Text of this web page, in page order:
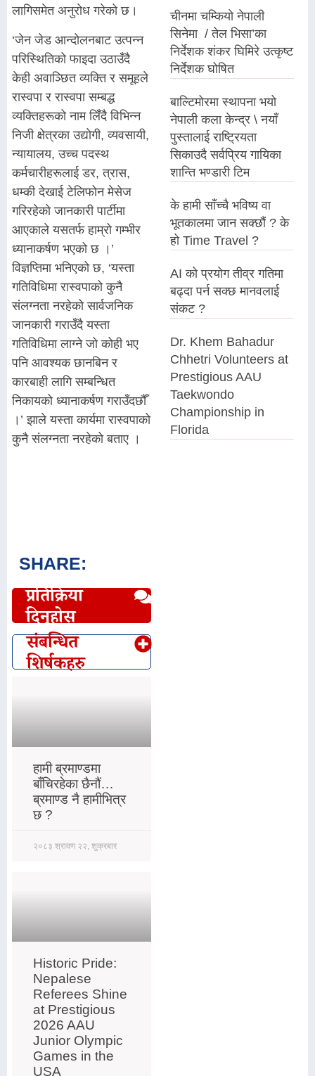
लागिसमेत अनुरोध गरेको छ।
‘जेन जेड आन्दोलनबाट उत्पन्न
परिस्थितिको फाइदा उठाउँदै
केही अवाञ्छित व्यक्ति र समूहले
रास्वपा र रास्वपा सम्बद्ध
व्यक्तिहरूको नाम लिँदै विभिन्न
निजी क्षेत्रका उद्योगी, व्यवसायी,
न्यायालय, उच्च पदस्थ
कर्मचारीहरूलाई डर, त्रास,
धम्की देखाई टेलिफोन मेसेज
गरिरहेको जानकारी पार्टीमा
आएकाले यसतर्फ हाम्रो गम्भीर
ध्यानाकर्षण भएको छ ।’
विज्ञप्तिमा भनिएको छ, ‘यस्ता
गतिविधिमा रास्वपाको कुनै
संलग्नता नरहेको सार्वजनिक
जानकारी गराउँदै यस्ता
गतिविधिमा लाग्ने जो कोही भए
पनि आवश्यक छानबिन र
कारबाही लागि सम्बन्धित
निकायको ध्यानाकर्षण गराउँदछौँ
।’ झाले यस्ता कार्यमा रास्वपाको
कुनै संलग्नता नरहेको बताए ।
SHARE:
प्रतिक्रिया
दिनुहोस्
संबन्धित
शिर्षकहरु
हामी ब्रमाण्डमा
बाँचिरहेका छैनौं…
ब्रमाण्ड नै हामीभित्र
छ ?
२०८३ श्रावण २२, शुक्रबार
Historic Pride:
Nepalese
Referees Shine
at Prestigious
2026 AAU
Junior Olympic
Games in the
USA
चीनमा चम्कियो नेपाली
सिनेमा / तेल भिसा’का
निर्देशक शंकर घिमिरे उत्कृष्ट
निर्देशक घोषित
बाल्टिमोरमा स्थापना भयो
नेपाली कला केन्द्र \ नयाँ
पुस्तालाई राष्ट्रियता
सिकाउदै सर्वप्रिय गायिका
शान्ति भण्डारी टिम
के हामी साँच्चै भविष्य वा
भूतकालमा जान सक्छौं ? के
हो Time Travel ?
AI को प्रयोग तीव्र गतिमा
बढ्दा पर्न सक्छ मानवलाई
संकट ?
Dr. Khem Bahadur
Chhetri Volunteers at
Prestigious AAU
Taekwondo
Championship in
Florida